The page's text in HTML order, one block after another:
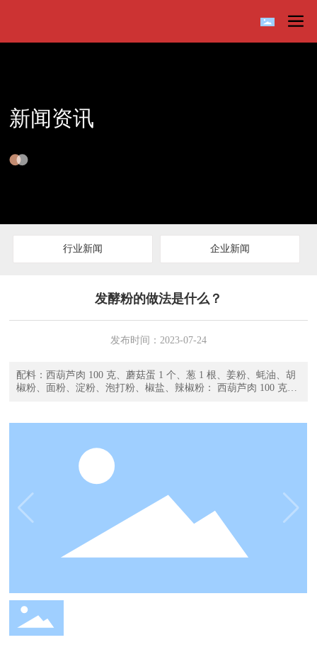
新闻资讯
行业新闻 企业新闻
发酵粉的做法是什么？
发布时间： 2023-07-24
配料：西葫芦肉 100 克、蘑菇蛋 1 个、葱 1 根、姜粉、蚝油、胡
椒粉、面粉、淀粉、泡打粉、椒盐、辣椒粉： 西葫芦肉 100 克、